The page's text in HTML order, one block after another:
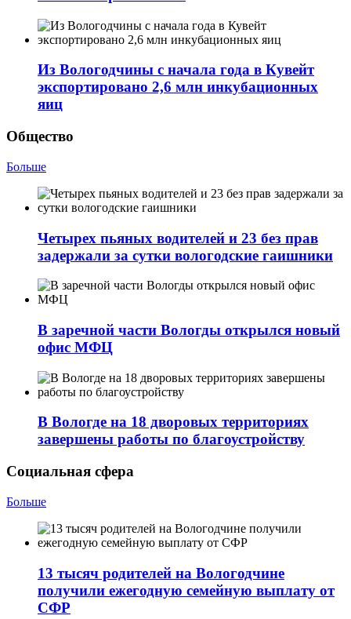
Из Вологодчины с начала года в Кувейт
экспортировано 2,6 млн инкубационных
яиц
Общество
Больше
Четырех пьяных водителей и 23 без прав
задержали за сутки вологодские гаишники
В заречной части Вологды открылся новый
офис МФЦ
В Вологде на 18 дворовых территориях
завершены работы по благоустройству
Социальная сфера
Больше
13 тысяч родителей на Вологодчине
получили ежегодную семейную выплату от
СФР